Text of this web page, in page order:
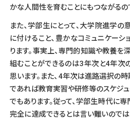
かな人間性を育むことにもつながるの
また、学部生にとって、大学院進学の
に付けること、豊かなコミュニケーシ
ります。事実上、専門的知識や教養を
組むことができるのは3年次と4年次
思います。また、4年次は進路選択の
であれば教育実習や研修等のスケジ
でもあります。従って、学部生時代に
完全に達成できるとは言い難いのでは